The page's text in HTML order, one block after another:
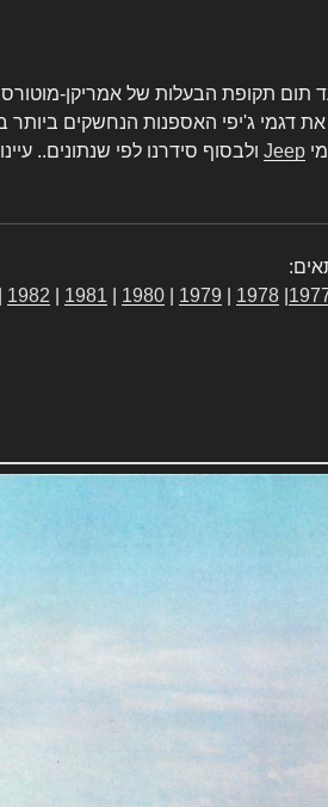
1970 ועד תום תקופת הבעלות של אמריקן-
את דגמי ג'יפי האספנות הנחשקים
Jeep ולבסוף סידרנו לפי שנתונים..
1978
1979
1980
1981
1982